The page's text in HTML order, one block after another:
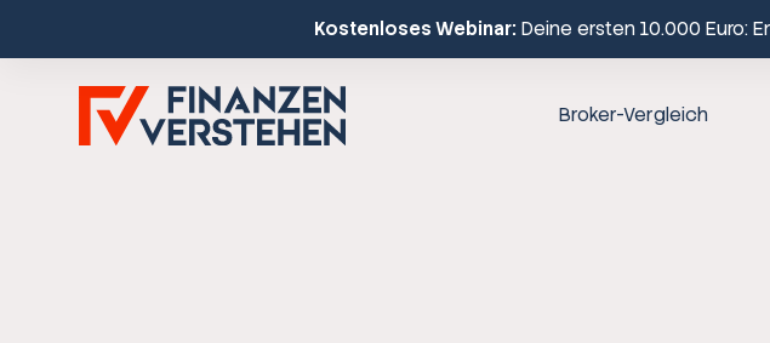
Kostenloses Webinar: Deine ersten 10.000 Euro:
Broker-Vergleich